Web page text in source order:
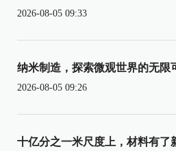
2026-08-05 09:33
纳米制造，探索微观世界的无限
2026-08-05 09:26
十亿分之一米尺度上，材料有了